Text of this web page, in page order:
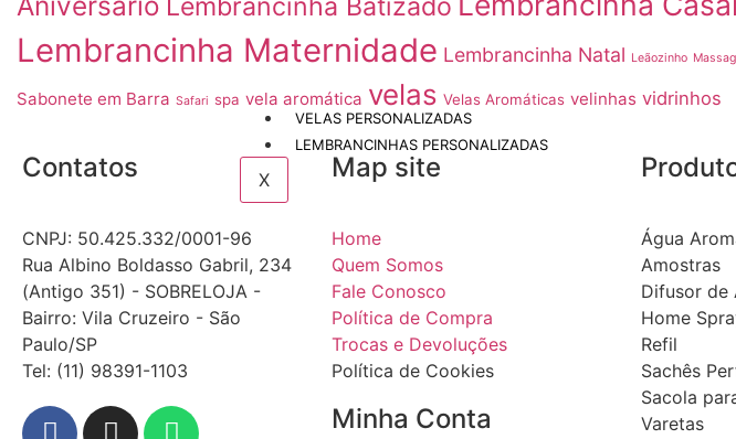
VELAS PERSONALIZADAS
LEMBRANCINHAS PERSONALIZADAS
X
Lembrancinha Batizado
Lembrancinha Maternidade Lembrancinha Natal Leãozinho
Sabonete em Barra Safari spa vela aromática velas Velas Aromáticas velinhas vidrinhos
Contatos
CNPJ: 50.425.332/0001-96
Rua Albino Boldasso Gabril, 234
(Antigo 351) - SOBRELOJA -
Bairro: Vila Cruzeiro - São
Paulo/SP
​​​​​​​​​​​​​​​​​​​​Tel: (11) 98391-1103
Map site
Home
Quem Somos
Fale Conosco
Política de Compra
Trocas e Devoluções
Política de Cookies
Minha Conta
Água
Amostras
Difusor de
Home
Refil
Sachês
Sacola
Varetas